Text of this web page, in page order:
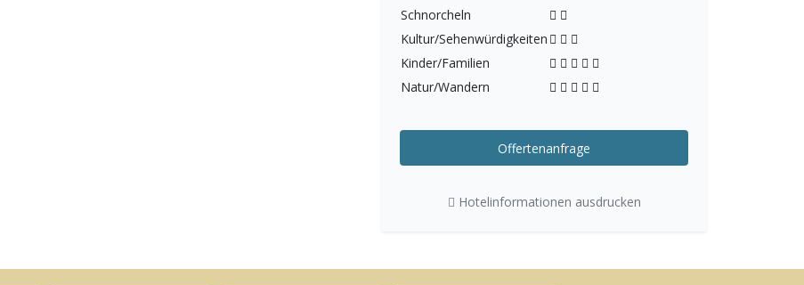
Schnorcheln
Kultur/Sehenwürdigkeiten
Kinder/Familien
Natur/Wandern
Offertenanfrage
Hotelinformationen ausdrucken